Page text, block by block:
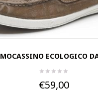
MOCASSINO ECOLOGICO
€59,00